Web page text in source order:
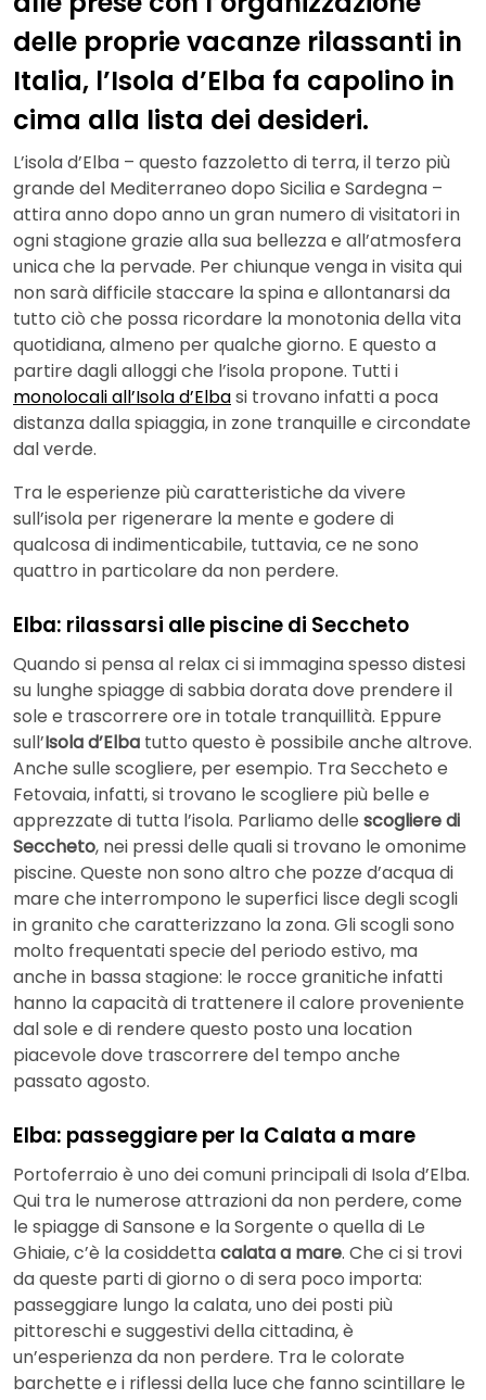
delle proprie vacanze rilassanti in
Italia, l’Isola d’Elba fa capolino in
cima alla lista dei desideri.
L’isola d’Elba – questo fazzoletto di terra, il terzo più
grande del Mediterraneo dopo Sicilia e Sardegna –
attira anno dopo anno un gran numero di visitatori in
ogni stagione grazie alla sua bellezza e all’atmosfera
unica che la pervade. Per chiunque venga in visita qui
non sarà difficile staccare la spina e allontanarsi da
tutto ciò che possa ricordare la monotonia della vita
quotidiana, almeno per qualche giorno. E questo a
partire dagli alloggi che l’isola propone. Tutti i
monolocali all’Isola d’Elbasi trovano infatti a poca
distanza dalla spiaggia, in zone tranquille e circondate
dal verde.
Tra le esperienze più caratteristiche da vivere
sull’isola per rigenerare la mente e godere di
qualcosa di indimenticabile, tuttavia, ce ne sono
quattro in particolare da non perdere.
Elba: rilassarsi alle piscine di Seccheto
Quando si pensa al relax ci si immagina spesso distesi
su lunghe spiagge di sabbia dorata dove prendere il
sole e trascorrere ore in totale tranquillità. Eppure
sull’Isola d’Elba tutto questo è possibile anche altrove.
Anche sulle scogliere, per esempio. Tra Seccheto e
Fetovaia, infatti, si trovano le scogliere più belle e
apprezzate di tutta l’isola. Parliamo delle scogliere di
Seccheto, nei pressi delle quali si trovano le omonime
piscine. Queste non sono altro che pozze d’acqua di
mare che interrompono le superfici lisce degli scogli
in granito che caratterizzano la zona. Gli scogli sono
molto frequentati specie del periodo estivo, ma
anche in bassa stagione: le rocce granitiche infatti
hanno la capacità di trattenere il calore proveniente
dal sole e di rendere questo posto una location
piacevole dove trascorrere del tempo anche
passato agosto.
Elba: passeggiare per la Calata a mare
Portoferraio è uno dei comuni principali di Isola d’Elba.
Qui tra le numerose attrazioni da non perdere, come
le spiagge di Sansone e la Sorgente o quella di Le
Ghiaie, c’è la cosiddettacalata a mare. Che ci si trovi
da queste parti di giorno o di sera poco importa:
passeggiare lungo la calata, uno dei posti più
pittoreschi e suggestivi della cittadina, è
un’esperienza da non perdere. Tra le colorate
barchette e i riflessi della luce che fanno scintillare le